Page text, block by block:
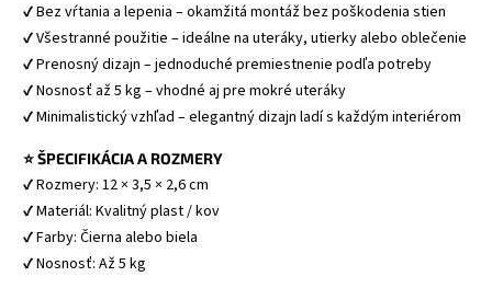
✔ Bez vŕtania a lepenia – okamžitá montáž bez poškodenia stien
✔ Všestranné použitie – ideálne na uteráky, utierky alebo oblečenie
✔ Prenosný dizajn – jednoduché premiestnenie podľa potreby
✔ Nosnosť až 5 kg – vhodné aj pre mokré uteráky
✔ Minimalistický vzhľad – elegantný dizajn ladí s každým interiérom
⭐ ŠPECIFIKÁCIA A ROZMERY
✔ Rozmery: 12 × 3,5 × 2,6 cm
✔ Materiál: Kvalitný plast / kov
✔ Farby: Čierna alebo biela
✔ Nosnosť: Až 5 kg